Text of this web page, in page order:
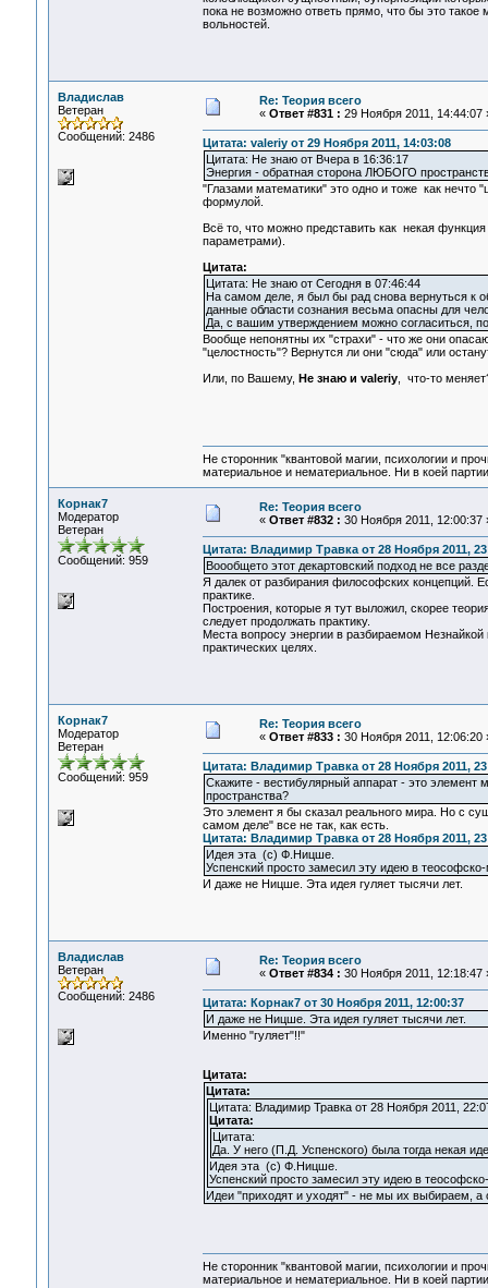
пока не возможно ответь прямо, что бы это
вольностей.
Владислав
Ветеран
Сообщений: 2486
Re: Теория всего
« Ответ #831 : 29 Ноября 2011, 14:44:07
Цитата: valeriy от 29 Ноября 2011, 14:03:08
Цитата: Не знаю от Вчера в 16:36:17
Энергия - обратная сторона ЛЮБОГО
"Глазами математики" это одно и тоже как нечто
формулой.
Всё то, что можно представить как некая
параметрами).
Цитата:
Цитата: Не знаю от Сегодня в 07:46:44
На самом деле, я был бы рад снова вернуться к
данные области сознания весьма опасны для
Да, с вашим утверждением можно согласиться,
Вообще непонятны их "страхи" - что же они
"целостность"? Вернутся ли они "сюда" или
Или, по Вашему, Не знаю и valeriy, что-то
Не сторонник "квантовой магии, психологии и
материальное и нематериальное. Ни в коей
Корнак7
Модератор
Ветеран
Сообщений: 959
Re: Теория всего
« Ответ #832 : 30 Ноября 2011, 12:00:37
Цитата: Владимир Травка от 28 Ноября 2011,
Воообщето этот декартовский подход не все
Я далек от разбирания философских концепций.
практике.
Построения, которые я тут выложил, скорее
следует продолжать практику.
Места вопросу энергии в разбираемом
практических целях.
Корнак7
Модератор
Ветеран
Сообщений: 959
Re: Теория всего
« Ответ #833 : 30 Ноября 2011, 12:06:20
Цитата: Владимир Травка от 28 Ноября 2011,
Скажите - вестибулярный аппарат - это элемент
пространства?
Это элемент я бы сказал реального мира. Но с
самом деле" все не так, как есть.
Цитата: Владимир Травка от 28 Ноября 2011,
Идея эта (с) Ф.Ницше.
Успенский просто замесил эту идею в теософско-
И даже не Ницше. Эта идея гуляет тысячи лет.
Владислав
Ветеран
Сообщений: 2486
Re: Теория всего
« Ответ #834 : 30 Ноября 2011, 12:18:47
Цитата: Корнак7 от 30 Ноября 2011, 12:00:37
И даже не Ницше. Эта идея гуляет тысячи лет.
Именно "гуляет"!!"
Цитата:
Цитата:
Цитата: Владимир Травка от 28 Ноября 2011,
Цитата:
Цитата:
Да. У него (П.Д. Успенского) была тогда некая
Идея эта (с) Ф.Ницше.
Успенский просто замесил эту идею в
Идеи "приходят и уходят" - не мы их выбираем, а
Не сторонник "квантовой магии, психологии и
материальное и нематериальное. Ни в коей